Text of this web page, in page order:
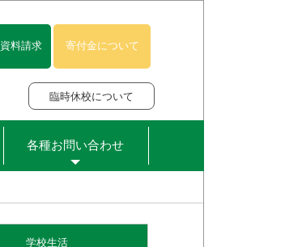
資料請求 寄付金について
臨時休校について
各種お問い合わせ
学校生活